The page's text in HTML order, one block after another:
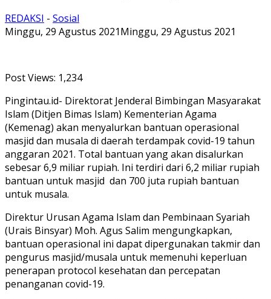
REDAKSI - Sosial
Minggu, 29 Agustus 2021Minggu, 29 Agustus 2021
Post Views: 1,234
Pingintau.id- Direktorat Jenderal Bimbingan Masyarakat
Islam (Ditjen Bimas Islam) Kementerian Agama
(Kemenag) akan menyalurkan bantuan operasional
masjid dan musala di daerah terdampak covid-19 tahun
anggaran 2021. Total bantuan yang akan disalurkan
sebesar 6,9 miliar rupiah. Ini terdiri dari 6,2 miliar rupiah
bantuan untuk masjid dan 700 juta rupiah bantuan
untuk musala.
Direktur Urusan Agama Islam dan Pembinaan Syariah
(Urais Binsyar) Moh. Agus Salim mengungkapkan,
bantuan operasional ini dapat dipergunakan takmir dan
pengurus masjid/musala untuk memenuhi keperluan
penerapan protocol kesehatan dan percepatan
penanganan covid-19.